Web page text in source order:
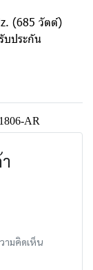
(685 วัตต์)
บประกัน
AR
ามคิดเห็น